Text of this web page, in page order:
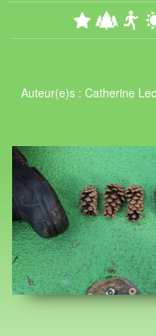
Auteur(e)s : Catherine